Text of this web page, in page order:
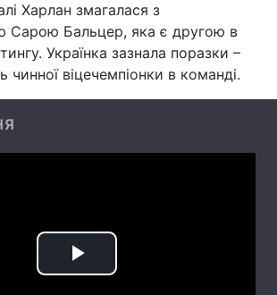
Інциденти
Туризм
Регіони
Статті
Харлан змагалася з
Сарою Бальцер, яка є другою в
Українка зазнала поразки –
чинної віцечемпіонки в команді.
Play